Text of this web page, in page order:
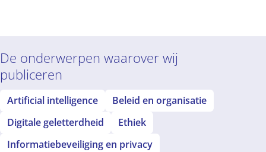
De onderwerpen waarover wij
publiceren
Artificial intelligence
Beleid en organisatie
Digitale geletterdheid
Ethiek
Informatiebeveiliging en privacy